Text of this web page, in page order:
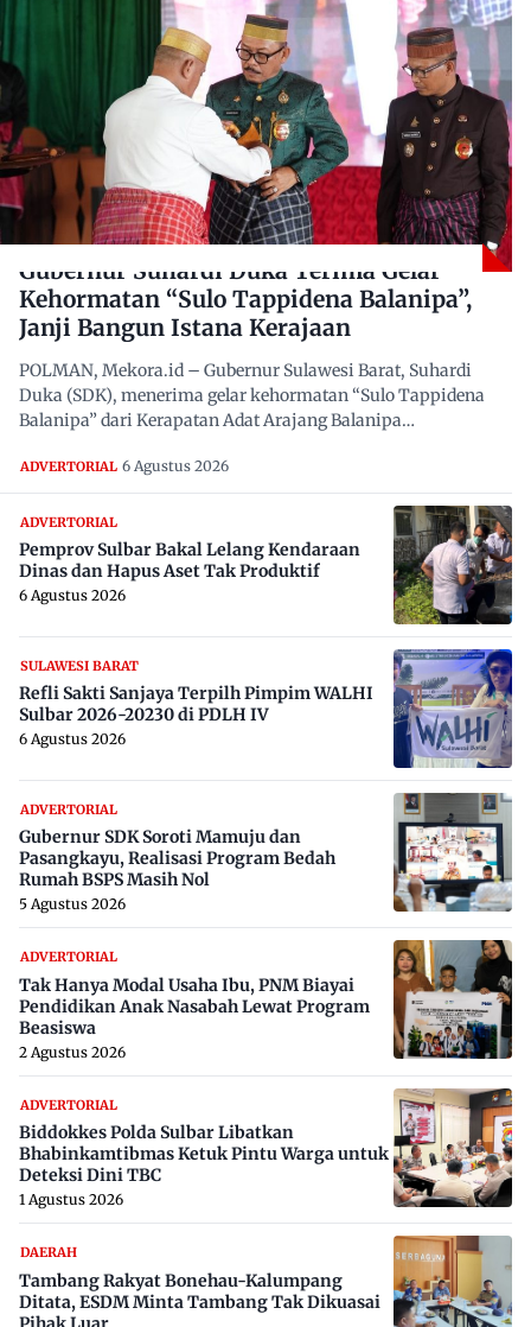
Gubernur Suhardi Duka Terima Gelar
Kehormatan “Sulo Tappidena Balanipa”,
Janji Bangun Istana Kerajaan
POLMAN, Mekora.id – Gubernur Sulawesi Barat, Suhardi
Duka (SDK), menerima gelar kehormatan “Sulo Tappidena
Balanipa” dari Kerapatan Adat Arajang Balanipa…
ADVERTORIAL 6 Agustus 2026
ADVERTORIAL
Pemprov Sulbar Bakal Lelang Kendaraan
Dinas dan Hapus Aset Tak Produktif
6 Agustus 2026
SULAWESI BARAT
Refli Sakti Sanjaya Terpilh Pimpim WALHI
Sulbar 2026-20230 di PDLH IV
6 Agustus 2026
ADVERTORIAL
Gubernur SDK Soroti Mamuju dan
Pasangkayu, Realisasi Program Bedah
Rumah BSPS Masih Nol
5 Agustus 2026
ADVERTORIAL
Tak Hanya Modal Usaha Ibu, PNM Biayai
Pendidikan Anak Nasabah Lewat Program
Beasiswa
2 Agustus 2026
ADVERTORIAL
Biddokkes Polda Sulbar Libatkan
Bhabinkamtibmas Ketuk Pintu Warga untuk
Deteksi Dini TBC
1 Agustus 2026
DAERAH
Tambang Rakyat Bonehau-Kalumpang
Ditata, ESDM Minta Tambang Tak Dikuasai